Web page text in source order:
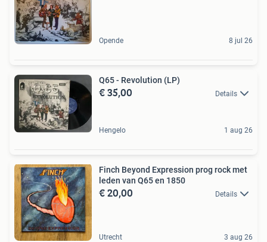
Opende 8 jul 26
Q65 - Revolution (LP)
€ 35,00 Details
Hengelo 1 aug 26
Finch Beyond Expression prog rock met
leden van Q65 en 1850
€ 20,00 Details
Utrecht 3 aug 26